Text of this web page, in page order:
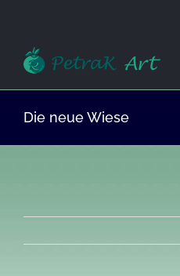
springen
Die neue Wiese